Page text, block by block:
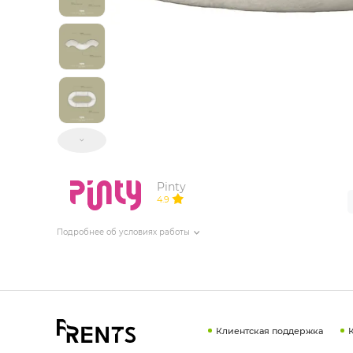
ИЗДЕЛИЯ ДЛЯ КОМФОРТА
Pinty
4.9
Подробнее об условиях работы
Клиентская поддержка